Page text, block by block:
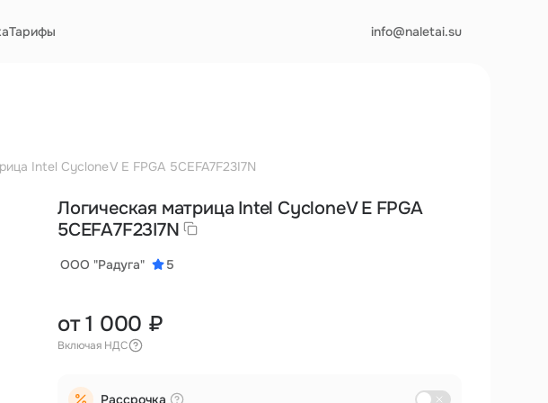
Тарифы info@naletai.su
Intel Cyclone V E FPGA 5CEFA7F23I7N
Логическая матрица Intel Cyclone V E FPGA
5CEFA7F23I7N
ООО "Радуга" 5
от 1 000 ₽
Включая НДС
Рассрочка